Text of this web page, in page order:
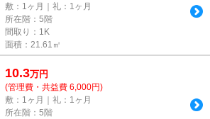
敷：1ヶ月｜礼：1ヶ月
所在階：5階
間取り：1K
面積：21.61㎡
10.3万円
(管理費・共益費 6,000円)
敷：1ヶ月｜礼：1ヶ月
所在階：5階